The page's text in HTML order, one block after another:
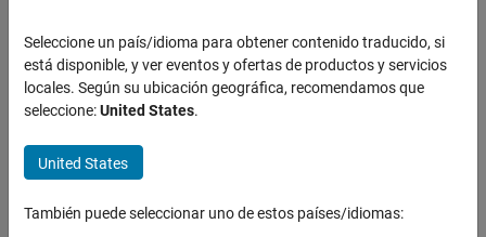
How useful was this information?
Seleccione un país/idioma para obtener contenido traducido, si
está disponible, y ver eventos y ofertas de productos y servicios
locales. Según su ubicación geográfica, recomendamos que
seleccione:United States.
United States
También puede seleccionar uno de estos países/idiomas: